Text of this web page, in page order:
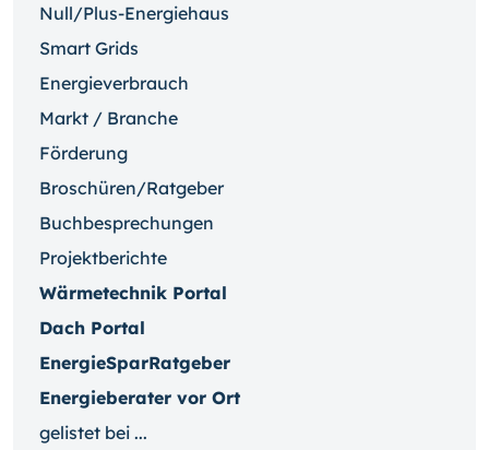
Null/Plus-Energiehaus
Smart Grids
Energieverbrauch
Markt / Branche
Förderung
Broschüren/Ratgeber
Buchbesprechungen
Projektberichte
Wärmetechnik Portal
Dach Portal
EnergieSparRatgeber
Energieberater vor Ort
gelistet bei ...